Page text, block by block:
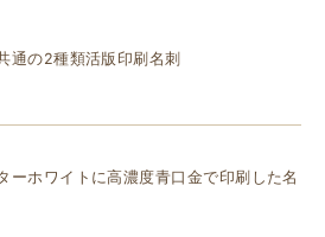
通の2種類活版印刷名刺
ーホワイトに高濃度青口金で印刷した名